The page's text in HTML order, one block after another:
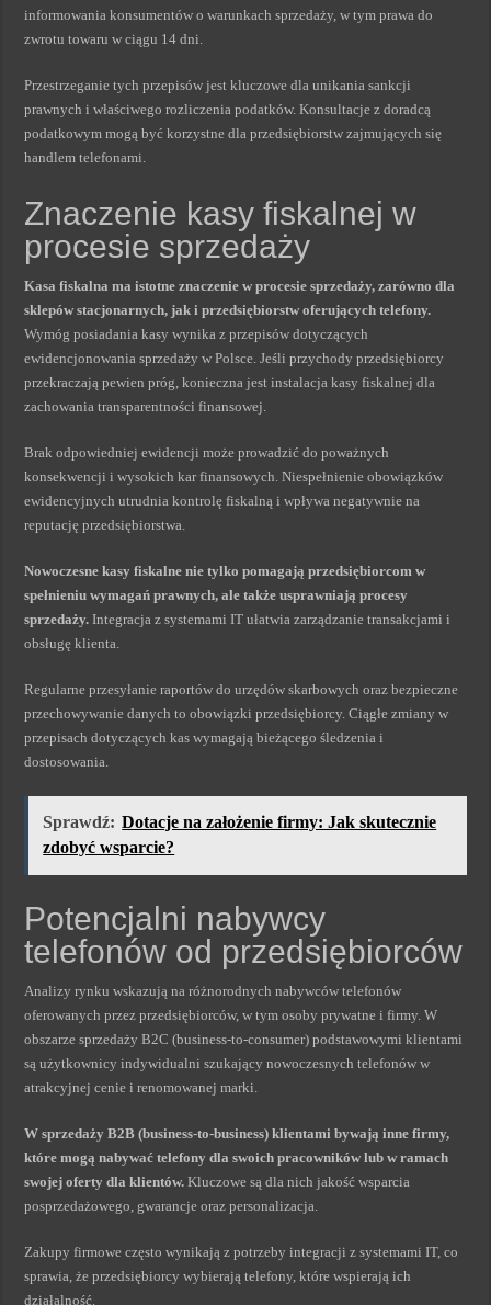
informowania konsumentów o warunkach sprzedaży, w tym prawa do
zwrotu towaru w ciągu 14 dni.
Przestrzeganie tych przepisów jest kluczowe dla unikania sankcji
prawnych i właściwego rozliczenia podatków. Konsultacje z doradcą
podatkowym mogą być korzystne dla przedsiębiorstw zajmujących się
handlem telefonami.
Znaczenie kasy fiskalnej w
procesie sprzedaży
Kasa fiskalna ma istotne znaczenie w procesie sprzedaży, zarówno dla
sklepów stacjonarnych, jak i przedsiębiorstw oferujących telefony.
Wymóg posiadania kasy wynika z przepisów dotyczących
ewidencjonowania sprzedaży w Polsce. Jeśli przychody przedsiębiorcy
przekraczają pewien próg, konieczna jest instalacja kasy fiskalnej dla
zachowania transparentności finansowej.
Brak odpowiedniej ewidencji może prowadzić do poważnych
konsekwencji i wysokich kar finansowych. Niespełnienie obowiązków
ewidencyjnych utrudnia kontrolę fiskalną i wpływa negatywnie na
reputację przedsiębiorstwa.
Nowoczesne kasy fiskalne nie tylko pomagają przedsiębiorcom w
spełnieniu wymagań prawnych, ale także usprawniają procesy
sprzedaży. Integracja z systemami IT ułatwia zarządzanie transakcjami i
obsługę klienta.
Regularne przesyłanie raportów do urzędów skarbowych oraz bezpieczne
przechowywanie danych to obowiązki przedsiębiorcy. Ciągłe zmiany w
przepisach dotyczących kas wymagają bieżącego śledzenia i
dostosowania.
Sprawdź: Dotacje na założenie firmy: Jak skutecznie
zdobyć wsparcie?
Potencjalni nabywcy
telefonów od przedsiębiorców
Analizy rynku wskazują na różnorodnych nabywców telefonów
oferowanych przez przedsiębiorców, w tym osoby prywatne i firmy. W
obszarze sprzedaży B2C (business-to-consumer) podstawowymi klientami
są użytkownicy indywidualni szukający nowoczesnych telefonów w
atrakcyjnej cenie i renomowanej marki.
W sprzedaży B2B (business-to-business) klientami bywają inne firmy,
które mogą nabywać telefony dla swoich pracowników lub w ramach
swojej oferty dla klientów. Kluczowe są dla nich jakość wsparcia
posprzedażowego, gwarancje oraz personalizacja.
Zakupy firmowe często wynikają z potrzeby integracji z systemami IT, co
sprawia, że przedsiębiorcy wybierają telefony, które wspierają ich
działalność.